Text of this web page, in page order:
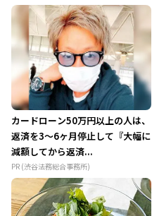
カードローン50万円以上の人は、
返済を3～6ヶ月停止して『大幅に
減額してから返済...
PR (渋谷法務総合事務所)